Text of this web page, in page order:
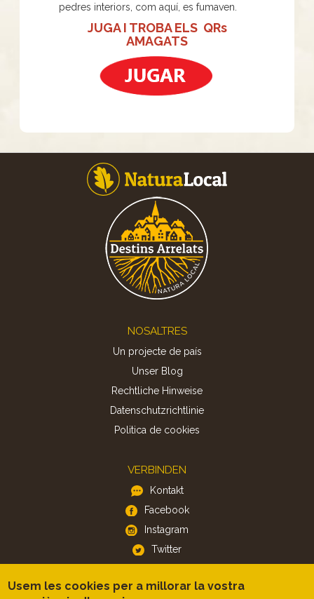
pedres interiors, com aquí, es fumaven.
JUGA I TROBA ELS QRs
AMAGATS
NOSALTRES
Un projecte de país
Unser Blog
Rechtliche Hinweise
Datenschutzrichtlinie
Politica de cookies
VERBINDEN
Kontakt
Facebook
Instagram
Twitter
APP
Usem les cookies per a millorar la vostra